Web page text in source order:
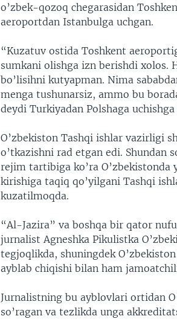
o’zbek-qozoq chegarasidan
aeroportdan Istanbulga uchgan.
“Kuzatuv ostida Toshkent
sumkani olishga izn berishdi xolos.
bo’lisihni kutyapman. Nima
menga tushunarsiz, ammo bu
deydi Turkiyadan Polshaga
O’zbekiston Tashqi ishlar vazirligi
o’tkazishni rad etgan edi. Shundan
rejim tartibiga ko’ra O’zbekistonda
kirishiga taqiq qo’yilgani Tashqi
kuzatilmoqda.
“Al-Jazira” va boshqa bir qator
jurnalist Agneshka Pikulistka
tegjoqlikda, shuningdek
ayblab chiqishi bilan ham
Jurnalistning bu ayblovlari ortidan
so’ragan va tezlikda unga